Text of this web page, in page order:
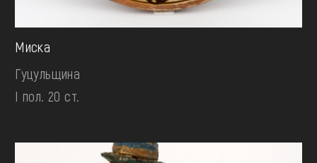
Миска
Гуцульщина
І пол. 20 ст.